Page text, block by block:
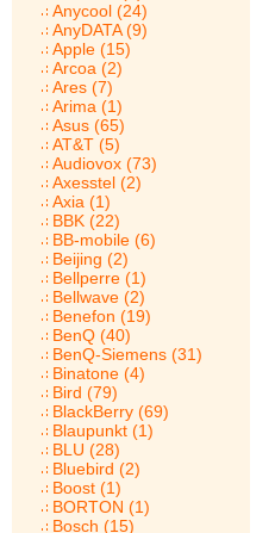
Anycool (24)
AnyDATA (9)
Apple (15)
Arcoa (2)
Ares (7)
Arima (1)
Asus (65)
AT&T (5)
Audiovox (73)
Axesstel (2)
Axia (1)
BBK (22)
BB-mobile (6)
Beijing (2)
Bellperre (1)
Bellwave (2)
Benefon (19)
BenQ (40)
BenQ-Siemens (31)
Binatone (4)
Bird (79)
BlackBerry (69)
Blaupunkt (1)
BLU (28)
Bluebird (2)
Boost (1)
BORTON (1)
Bosch (15)